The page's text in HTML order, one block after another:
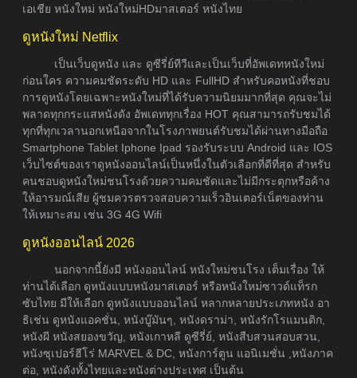
เอเชีย หนังใหม่ หนังใหม่HDมาสเตอร์ หนังไทย
ดูหนังใหม่ Netflix
เป็นเว็บดูหนัง และ ดูซีรี่ย์ทีวีและเป็นเว็บที่อัพเดทหนังใหม่
ก่อนใคร ความคมชัดระดับ HD และ FullHD สำหรับคอหนังที่ชอบ
การดูหนังโดยเฉพาะหนังใหม่ที่ได้รับความนิยมมากที่สุด คุณจะไม่
พลาดทุกกระแสหนังดัง อัพเดททุกเรื่อง HOT คุณสามารถรับชมได้
ทุกที่ทุกเวลานอกเหนือจากในโรงภาพยนต์รับชมได้ผ่านทางมือถือ
Smartphone Tablet Iphone Ipad รองรับระบบ Android และ IOS
เว็บไซต์ของเราดูหนังออนไลน์เป็นหนึ่งในตัวเลือกที่ดีที่สุด สำหรับ
คนชอบดูหนังใหม่ชนโรงด้วยความคมชัดและไม่มีกระตุกหรือค้าง
ให้อารมณ์เสีย ผู้ชมควรตรวจสอบความเร็วอินเตอร์เน็ตของท่าน
ให้เหมาะสม เช่น 3G 4G Wifi
ดูหนังออนไลน์ 2026
นอกจากนี้ยังมี หนังออนไลน์ หนังใหม่ชนโรง เต็มเรื่อง ให้
ท่านได้เลือก ดูหนังแบบหนังมาสเตอร์ หรือหนังใหม่ซาวด์แท็รก
ซับไทย มีให้เลือก ดูหนังแบบออนไลน์ หลากหลายประเภทหนัง อา
ธิเช่น ดูหนังแอคชั่น, หนังบู๊มันๆ, หนังดราม่า, หนังรักโรแมนติก,
หนังผี หนังสยองขวัญ, หนังเกาหลี ดูซีรี่ย์, หนังสืบสวนสอบสวน,
หนังซุเปอร์ฮีโร่ MARVEL & DC, หนังการ์ตูน แอนิเมชั่น ,หนังภาค
ต่อ, หนังดังทั้งไทยและหนังต่างประเทศ เป็นต้น